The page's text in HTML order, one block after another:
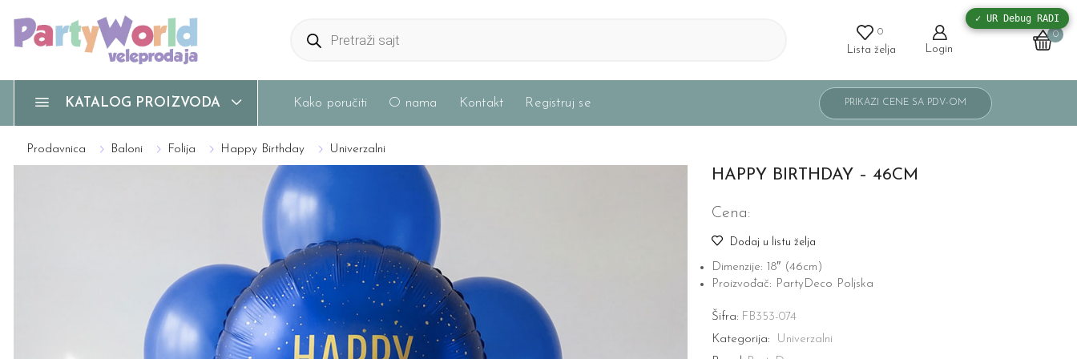
search
0
Lista želja Login
0
KATALOG PROIZVODA Kako poručiti O nama Kontakt Registruj se
Prodavnica Baloni Folija Happy Birthday Univerzalni
HAPPY BIRTHDAY – 46CM
Cena:
Dodaj u listu želja
Dimenzije: 18″ (46cm)
Proizvođač: PartyDeco Poljska
Šifra: FB353-074
Kategorija:
Univerzalni
✓ UR Debug RADI